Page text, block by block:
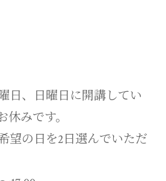
日、日曜日に開講してい
休みです。
望の日を2日選んでいただ